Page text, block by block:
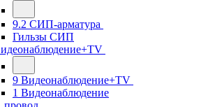
9.2 СИП-арматура
Гильзы СИП
9 Видеонаблюдение+TV
1 Видеонаблюдение